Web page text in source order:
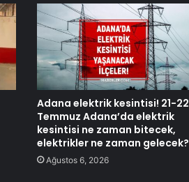
Adana elektrik kesintisi! 21-22
Temmuz Adana’da elektrik
kesintisi ne zaman bitecek,
elektrikler ne zaman gelecek?
Ağustos 6, 2026